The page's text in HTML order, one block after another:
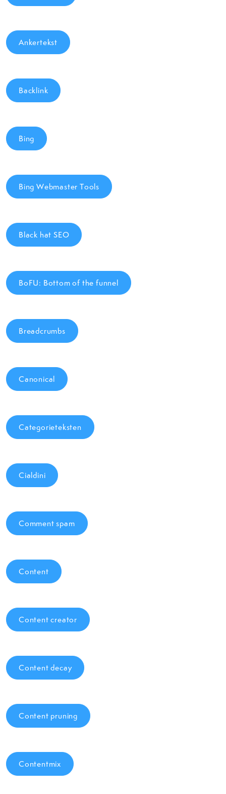
Ankertekst
Backlink
Bing
Bing Webmaster Tools
Black hat SEO
BoFU: Bottom of the funnel
Breadcrumbs
Canonical
Categorieteksten
Cialdini
Comment spam
Content
Content creator
Content decay
Content pruning
Contentmix